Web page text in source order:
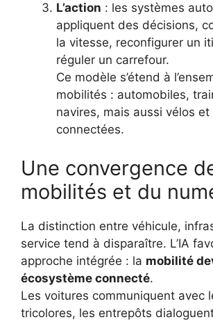
L’action : les systèmes
appliquent des décisions,
la vitesse, reconfigurer un
réguler un carrefour.
Ce modèle s’étend à
mobilités : automobiles,
navires, mais aussi vélos
connectées.
Une convergence
mobilités et du
La distinction entre véhicule,
service tend à disparaître. L’IA
approche intégrée : la mobilité
écosystème connecté.
Les voitures communiquent avec
tricolores, les entrepôts